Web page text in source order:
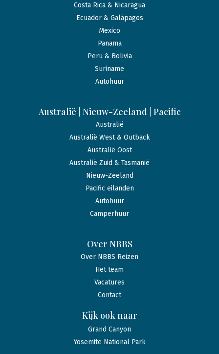
Costa Rica & Nicaragua
Ecuador & Galápagos
Mexico
Panama
Peru & Bolivia
Suriname
Autohuur
Australië | Nieuw-Zeeland | Pacific
Australië
Australië West & Outback
Australië Oost
Australië Zuid & Tasmanië
Nieuw-Zeeland
Pacific eilanden
Autohuur
Camperhuur
Over NBBS
Over NBBS Reizen
Het team
Vacatures
Contact
Kijk ook naar
Grand Canyon
Yosemite National Park